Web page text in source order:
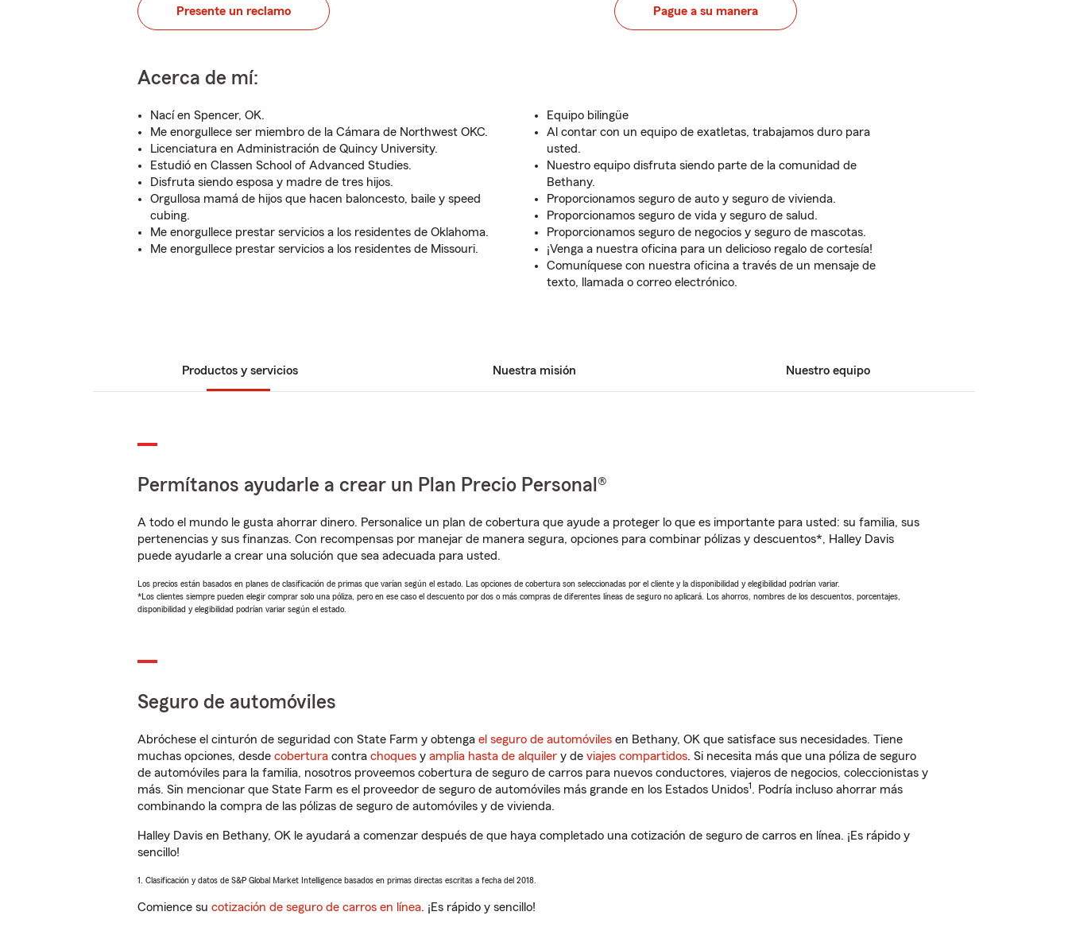
Presente un reclamo Pague a su manera
Acerca de mí:
Nací en Spencer, OK.
Me enorgullece ser miembro de la Cámara de Northwest OKC.
Licenciatura en Administración de Quincy University.
Estudió en Classen School of Advanced Studies.
Disfruta siendo esposa y madre de tres hijos.
Orgullosa mamá de hijos que hacen baloncesto, baile y speed
cubing.
Me enorgullece prestar servicios a los residentes de Oklahoma.
Me enorgullece prestar servicios a los residentes de Missouri.
Equipo bilingüe
Al contar con un equipo de exatletas, trabajamos duro para
usted.
Nuestro equipo disfruta siendo parte de la comunidad de
Bethany.
Proporcionamos seguro de auto y seguro de vivienda.
Proporcionamos seguro de vida y seguro de salud.
Proporcionamos seguro de negocios y seguro de mascotas.
¡Venga a nuestra oficina para un delicioso regalo de cortesía!
Comuníquese con nuestra oficina a través de un mensaje de
texto, llamada o correo electrónico.
Productos y servicios Nuestra misión Nuestro equipo
Permítanos ayudarle a crear un Plan Precio Personal®
A todo el mundo le gusta ahorrar dinero. Personalice un plan de cobertura que ayude a proteger lo que es importante para usted: su familia, sus
pertenencias y sus finanzas. Con recompensas por manejar de manera segura, opciones para combinar pólizas y descuentos*, Halley Davis
puede ayudarle a crear una solución que sea adecuada para usted.
Los precios están basados en planes de clasificación de primas que varían según el estado. Las opciones de cobertura son seleccionadas por el cliente y la disponibilidad y elegibilidad podrían variar.
*Los clientes siempre pueden elegir comprar solo una póliza, pero en ese caso el descuento por dos o más compras de diferentes líneas de seguro no aplicará. Los ahorros, nombres de los descuentos, porcentajes,
disponibilidad y elegibilidad podrían variar según el estado.
Seguro de automóviles
Abróchese el cinturón de seguridad con State Farm y obtenga el seguro de automóviles en Bethany, OK que satisface sus necesidades. Tiene
muchas opciones, desde cobertura contra choques y amplia hasta de alquiler y de viajes compartidos. Si necesita más que una póliza de seguro
de automóviles para la familia, nosotros proveemos cobertura de seguro de carros para nuevos conductores, viajeros de negocios, coleccionistas y
más. Sin mencionar que State Farm es el proveedor de seguro de automóviles más grande en los Estados Unidos1. Podría incluso ahorrar más
combinando la compra de las pólizas de seguro de automóviles y de vivienda.
Halley Davis en Bethany, OK le ayudará a comenzar después de que haya completado una cotización de seguro de carros en línea. ¡Es rápido y
sencillo!
1. Clasificación y datos de S&P Global Market Intelligence basados en primas directas escritas a fecha del 2018.
Comience su cotización de seguro de carros en línea. ¡Es rápido y sencillo!